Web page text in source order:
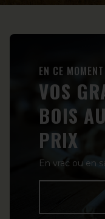
EN CE
VOS
BOIS
PRIX
En vrac ou en